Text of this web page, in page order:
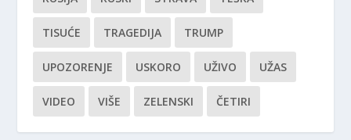
TISUĆE TRAGEDIJA TRUMP
UPOZORENJE USKORO UŽIVO UŽAS
VIDEO VIŠE ZELENSKI ČETIRI